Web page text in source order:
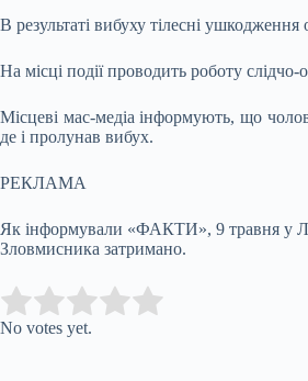
В результаті вибуху тілесні
На місці події проводить роботу слідчо-
Місцеві мас-медіа інформують, що
де і пролунав вибух.
РЕКЛАМА
Як інформували «ФАКТИ», 9 травня у
Зловмисника затримано.
Rate this item:
No votes yet.